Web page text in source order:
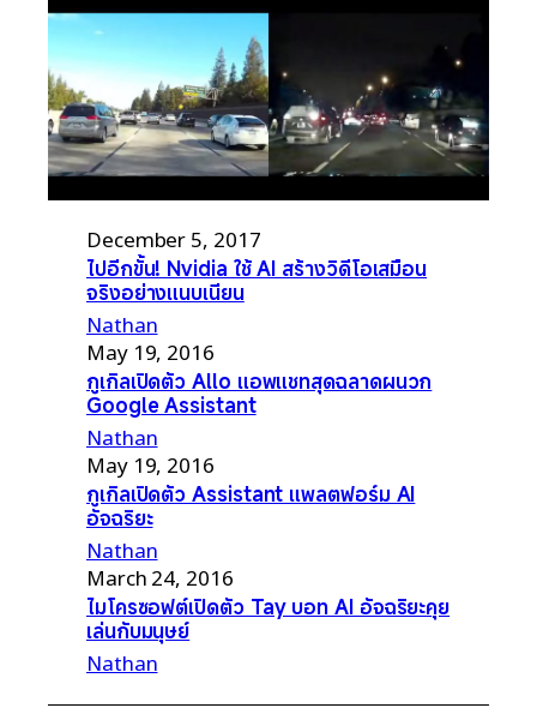
December 5, 2017
ไปอีกขั้น! Nvidia ใช้ AI สร้างวิดีโอเสมือน
จริงอย่างแนบเนียน
Nathan
May 19, 2016
กูเกิลเปิดตัว Allo แอพแชทสุดฉลาดผนวก
Google Assistant
Nathan
May 19, 2016
กูเกิลเปิดตัว Assistant แพลตฟอร์ม AI
อัจฉริยะ
Nathan
March 24, 2016
ไมโครซอฟต์เปิดตัว Tay บอท AI อัจฉริยะคุย
เล่นกับมนุษย์
Nathan